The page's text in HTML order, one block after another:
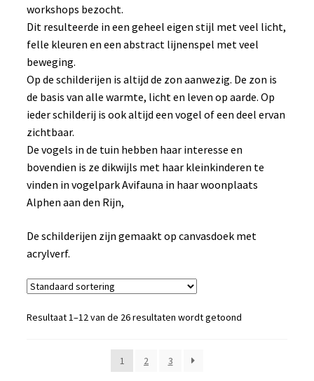
Fantastic trees
Mixed Media
Boom aan de muur
Shop
Nieuws
Contact
workshops bezocht.
Dit resulteerde in een geheel eigen stijl met veel licht,
felle kleuren en een abstract lijnenspel met veel
beweging.
Op de schilderijen is altijd de zon aanwezig. De zon is
de basis van alle warmte, licht en leven op aarde. Op
ieder schilderij is ook altijd een vogel of een deel ervan
zichtbaar.
De vogels in de tuin hebben haar interesse en
bovendien is ze dikwijls met haar kleinkinderen te
vinden in vogelpark Avifauna in haar woonplaats
Alphen aan den Rijn,
De schilderijen zijn gemaakt op canvasdoek met
acrylverf.
Resultaat 1–12 van de 26 resultaten wordt getoond
1 2 3